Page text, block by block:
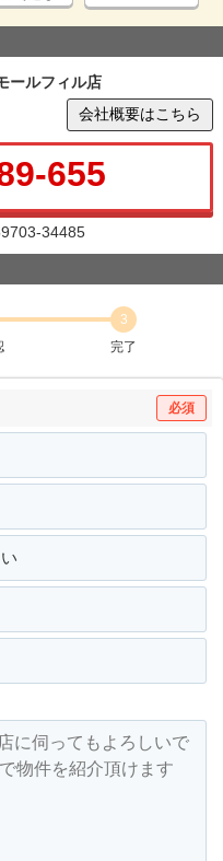
ールフィル店
会社概要はこちら
655
34485
3
完了
必須